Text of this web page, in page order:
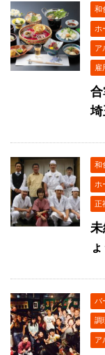
和
ホ
ア
雇
和
ホ
正
バ
調
ア